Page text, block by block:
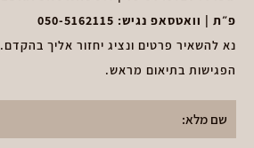
פ״ת | וואטסאפ נגיש: 050-5162115
נא להשאיר פרטים ונציג יחזור אליך בהקדם.
הפגישות בתיאום מראש.